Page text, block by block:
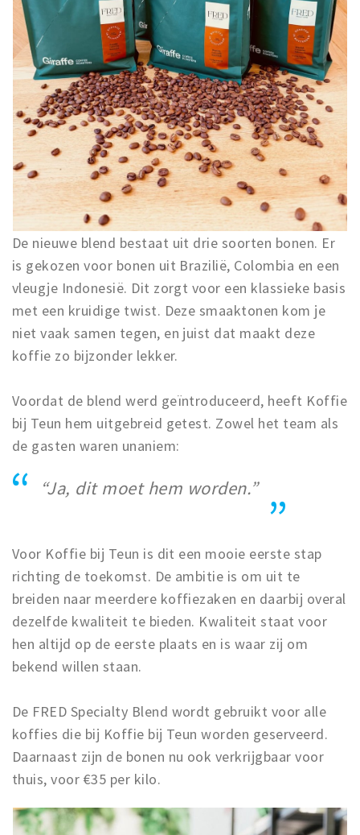
Sport
Privacy
Inloggen
De nieuwe blend bestaat uit drie soorten bonen. Er
is gekozen voor bonen uit Brazilië, Colombia en een
vleugje Indonesië. Dit zorgt voor een klassieke basis
met een kruidige twist. Deze smaaktonen kom je
niet vaak samen tegen, en juist dat maakt deze
koffie zo bijzonder lekker.
Voordat de blend werd geïntroduceerd, heeft Koffie
bij Teun hem uitgebreid getest. Zowel het team als
de gasten waren unaniem:
“Ja, dit moet hem worden.”
Voor Koffie bij Teun is dit een mooie eerste stap
richting de toekomst. De ambitie is om uit te
breiden naar meerdere koffiezaken en daarbij overal
dezelfde kwaliteit te bieden. Kwaliteit staat voor
hen altijd op de eerste plaats en is waar zij om
bekend willen staan.
De FRED Specialty Blend wordt gebruikt voor alle
koffies die bij Koffie bij Teun worden geserveerd.
Daarnaast zijn de bonen nu ook verkrijgbaar voor
thuis, voor €35 per kilo.